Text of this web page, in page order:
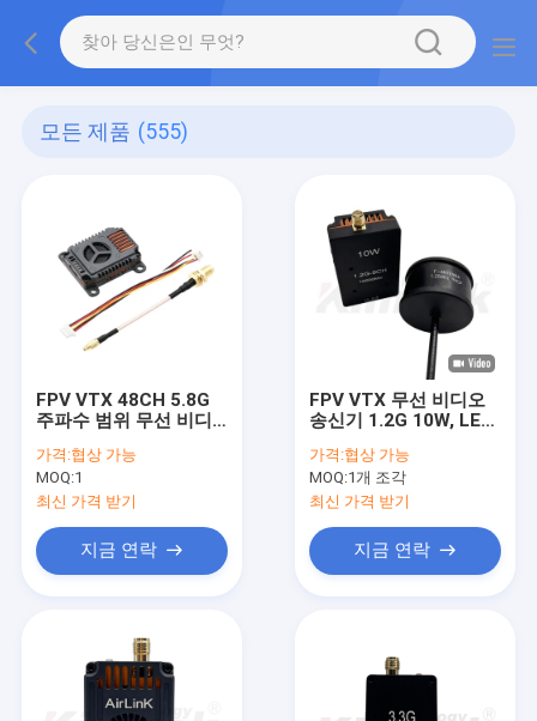
모든 제품 (555)
FPV VTX 48CH 5.8G
주파수 범위 무선 비디
나 커넥터 및 알루미늄
합금 히트 싱크 팬
가격:협상 가능
MOQ:1
최신 가격 받기
지금 연락
FPV VTX 무선 비디오
송신기 1.2G 10W, LED
및 조정 가능한 RF 전력
레벨 포함
가격:협상 가능
MOQ:1개 조각
최신 가격 받기
지금 연락